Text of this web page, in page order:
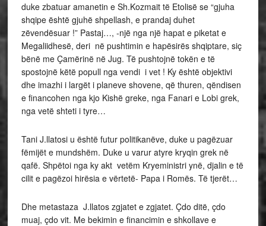
duke zbatuar amanetin e Sh.Kozmait të Etolisë se “gjuha
shqipe është gjuhë shpellash, e prandaj duhet
zëvendësuar !” Pastaj…, -një nga një hapat e piketat e
Megaliidhesë, deri në pushtimin e hapësirës shqiptare, siç
bënë me Çamërinë në Jug. Të pushtojnë tokën e të
spostojnë këtë popull nga vendi i vet ! Ky është objektivi
dhe imazhi i largët i planeve shovene, që thuren, qëndisen
e financohen nga kjo Kishë greke, nga Fanari e Lobi grek,
nga vetë shteti i tyre…
Tani J.llatosi u është futur politikanëve, duke u pagëzuar
fëmijët e mundshëm. Duke u varur atyre kryqin grek në
qafë. Shpëtoi nga ky akt vetëm Kryeministri ynë, djalin e të
cilit e pagëzoi hirësia e vërtetë- Papa i Romës. Të tjerët…
Dhe metastaza J.llatos zgjatet e zgjatet. Çdo ditë, çdo
muaj, çdo vit. Me bekimin e financimin e shkollave e